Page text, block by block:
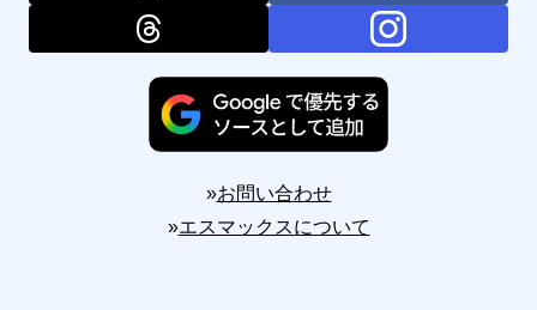
»お問い合わせ
»エスマックスについて